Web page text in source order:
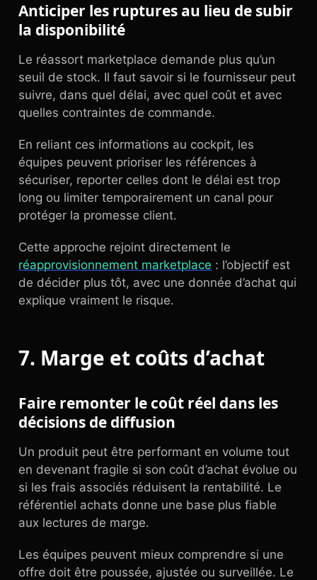
Anticiper les ruptures au lieu de subir
la disponibilité
Le réassort marketplace demande plus qu’un
seuil de stock. Il faut savoir si le fournisseur peut
suivre, dans quel délai, avec quel coût et avec
quelles contraintes de commande.
En reliant ces informations au cockpit, les
équipes peuvent prioriser les références à
sécuriser, reporter celles dont le délai est trop
long ou limiter temporairement un canal pour
protéger la promesse client.
Cette approche rejoint directement le
réapprovisionnement marketplace : l’objectif est
de décider plus tôt, avec une donnée d’achat qui
explique vraiment le risque.
7. Marge et coûts d’achat
Faire remonter le coût réel dans les
décisions de diffusion
Un produit peut être performant en volume tout
en devenant fragile si son coût d’achat évolue ou
si les frais associés réduisent la rentabilité. Le
référentiel achats donne une base plus fiable
aux lectures de marge.
Les équipes peuvent mieux comprendre si une
offre doit être poussée, ajustée ou surveillée. Le